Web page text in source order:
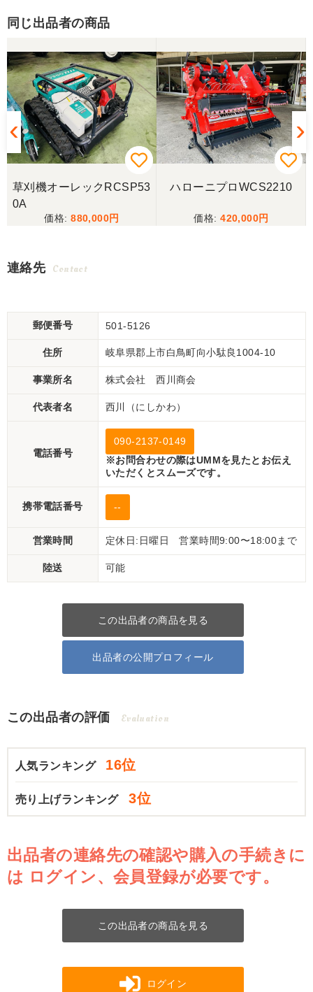
同じ出品者の商品
草刈機オーレックRCSP53
0A
880,000
ハローニプロWCS2210
420,000
連絡先 Contact
郵便番号 501-5126
住所 岐阜県郡上市白鳥町向小駄良1004-10
事業所名 株式会社 西川商会
代表者名 西川（にしかわ）
電話番号
090-2137-0149
※お問合わせの際はUMMを見たとお伝え
いただくとスムーズです。
携帯電話番号 --
営業時間 定休日:日曜日 営業時間9:00〜18:00まで
陸送 可能
この出品者の商品を見る
出品者の公開プロフィール
この出品者の評価 Evaluation
人気ランキング 16位
売り上げランキング 3位
出品者の連絡先の確認や購入の手続きに
は ログイン、会員登録が必要です。
この出品者の商品を見る
ログイン